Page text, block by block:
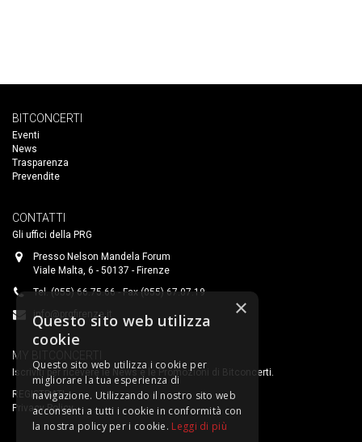
BITCONCERTI
Eventi
News
Trasparenza
Prevendite
CONTATTI
Gli uffici della PRG
Presso Nelson Mandela Forum
Viale Malta, 6 - 50137 - Firenze
Tel. (055) 66.75.66 - Fax (055) 67.07.19
info@prgfirenze.it
MY BITCONCERTI
Iscriviti per ricevere le News e le Promozioni di Bitconcerti.
REGISTRATI
Privacy Policy
×
Questo sito web utilizza
cookie
Questo sito web utilizza i cookie per
migliorare la tua esperienza di
navigazione. Utilizzando il nostro sito web
acconsenti a tutti i cookie in conformità con
la nostra policy per i cookie. Leggi di più